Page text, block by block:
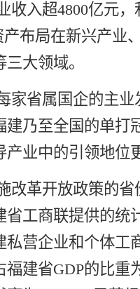
收入超4800亿元，
布局在新兴产业
大领域。
家省属国企的主业
建乃至全国的单打
产业中的引领地位
改革开放政策的省
省工商联提供的统
私营企业和个体工
建省GDP的比重